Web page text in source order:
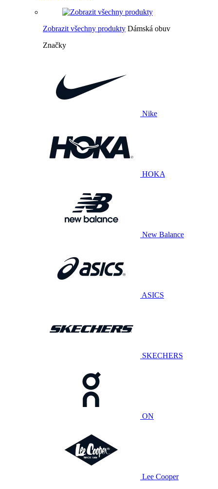
Zobrazit všechny produkty Dámská obuv
Značky
Nike
HOKA
New Balance
ASICS
SKECHERS
ON
Lee Cooper